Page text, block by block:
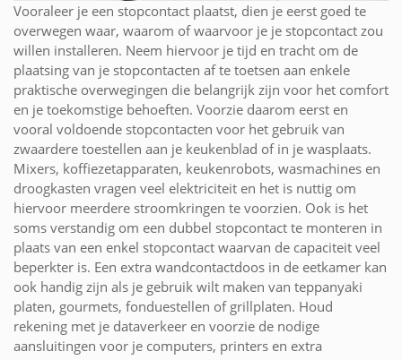
Vooraleer je een stopcontact plaatst, dien je eerst goed te
overwegen waar, waarom of waarvoor je je stopcontact zou
willen installeren. Neem hiervoor je tijd en tracht om de
plaatsing van je stopcontacten af te toetsen aan enkele
praktische overwegingen die belangrijk zijn voor het comfort
en je toekomstige behoeften. Voorzie daarom eerst en
vooral voldoende stopcontacten voor het gebruik van
zwaardere toestellen aan je keukenblad of in je wasplaats.
Mixers, koffiezetapparaten, keukenrobots, wasmachines en
droogkasten vragen veel elektriciteit en het is nuttig om
hiervoor meerdere stroomkringen te voorzien. Ook is het
soms verstandig om een dubbel stopcontact te monteren in
plaats van een enkel stopcontact waarvan de capaciteit veel
beperkter is. Een extra wandcontactdoos in de eetkamer kan
ook handig zijn als je gebruik wilt maken van teppanyaki
platen, gourmets, fonduestellen of grillplaten. Houd
rekening met je dataverkeer en voorzie de nodige
aansluitingen voor je computers, printers en extra